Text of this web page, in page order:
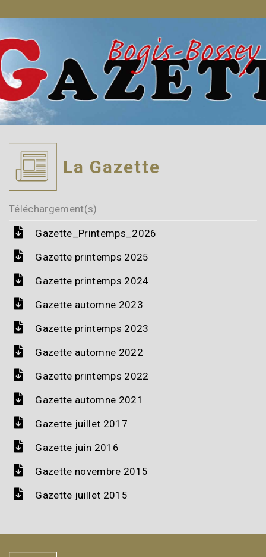
La Gazette
Téléchargement(s)
Gazette_Printemps_2026
Gazette printemps 2025
Gazette printemps 2024
Gazette automne 2023
Gazette printemps 2023
Gazette automne 2022
Gazette printemps 2022
Gazette automne 2021
Gazette juillet 2017
Gazette juin 2016
Gazette novembre 2015
Gazette juillet 2015